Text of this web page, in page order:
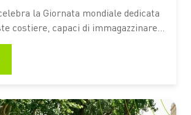
la Giornata mondiale dedicata
costiere, capaci di immagazzinare
gli effetti degli eventi estremi e
e le economie di milioni di persone